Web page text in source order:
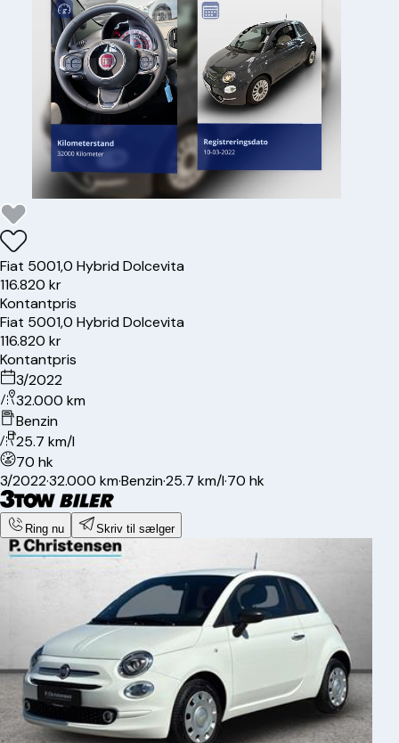
Fiat 5001,0 Hybrid Dolcevita
116.820 kr
Kontantpris
Fiat 5001,0 Hybrid Dolcevita
116.820 kr
Kontantpris
3/2022
32.000 km
Benzin
25.7 km/l
70 hk
3/2022·32.000 km·Benzin·25.7 km/l·70 hk
Ring nu Skriv til sælger